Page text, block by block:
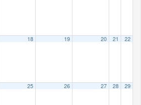
18 19 20 21 22
25 26 27 28 29